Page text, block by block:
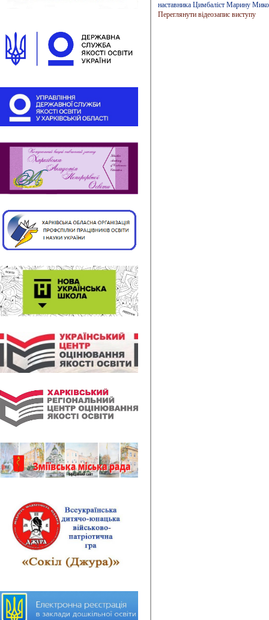
наставника Цимбаліст Марину
Переглянути відеозапис виступу